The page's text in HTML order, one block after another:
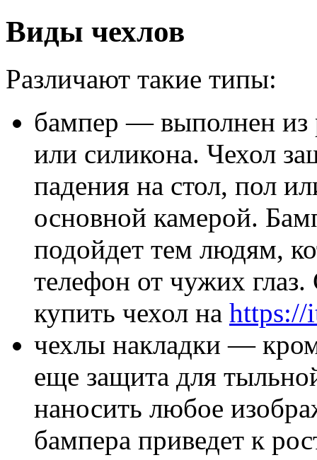
Виды чехлов
Различают такие типы:
бампер — выполнен из
или силикона. Чехол
падения на стол, пол
основной камерой.
подойдет тем людям,
телефон от чужих глаз.
купить чехол на https://
чехлы накладки —
еще защита для
наносить любое
бампера приведет к